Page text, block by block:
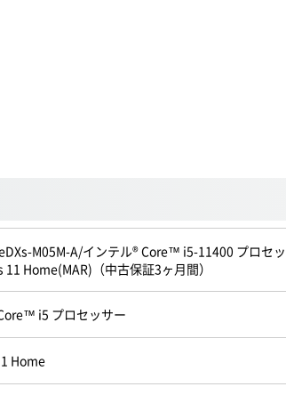
M05M-A/インテル® Core™ i5-11400 プロセ
Home(MAR)（中古保証3ヶ月間）
i5 プロセッサー
Home